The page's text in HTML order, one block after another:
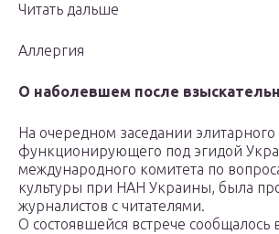
Читать дальше
Аллергия
О наболевшем после
На очередном заседании
функционирующего под эгидой
международного комитета по
культуры при НАН Украины, была
журналистов с читателями.
О состоявшейся встрече сообщалось